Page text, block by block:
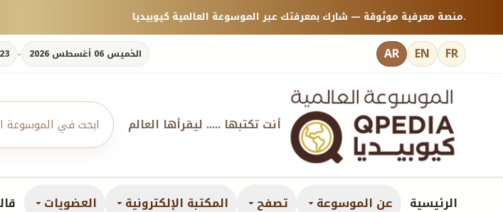
منصة معرفية موثوقة — شارك بمعرفتك عبر الموسوعة العالمية كيوبيديا.
الخميس 06 أغسطس 2026 - 23 صفر 1448 AR EN FR
أنت تكتبها ..... ليقرأها العالم
الرئيسية عن الموسوعة تصفح المكتبة الإلكترونية العضويات